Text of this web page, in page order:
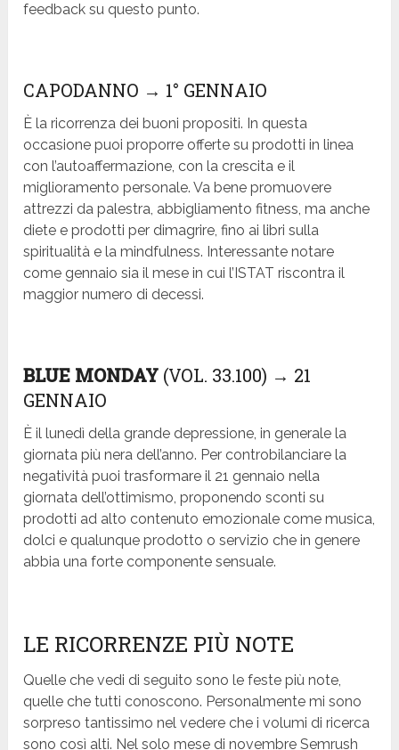
feedback su questo punto.
CAPODANNO → 1° GENNAIO
È la ricorrenza dei buoni propositi. In questa
occasione puoi proporre offerte su prodotti in linea
con l’autoaffermazione, con la crescita e il
miglioramento personale. Va bene promuovere
attrezzi da palestra, abbigliamento fitness, ma anche
diete e prodotti per dimagrire, fino ai libri sulla
spiritualità e la mindfulness. Interessante notare
come gennaio sia il mese in cui l’ISTAT riscontra il
maggior numero di decessi.
BLUE MONDAY (VOL. 33.100) → 21
GENNAIO
È il lunedì della grande depressione, in generale la
giornata più nera dell’anno. Per controbilanciare la
negatività puoi trasformare il 21 gennaio nella
giornata dell’ottimismo, proponendo sconti su
prodotti ad alto contenuto emozionale come musica,
dolci e qualunque prodotto o servizio che in genere
abbia una forte componente sensuale.
LE RICORRENZE PIÙ NOTE
Quelle che vedi di seguito sono le feste più note,
quelle che tutti conoscono. Personalmente mi sono
sorpreso tantissimo nel vedere che i volumi di ricerca
sono così alti. Nel solo mese di novembre Semrush